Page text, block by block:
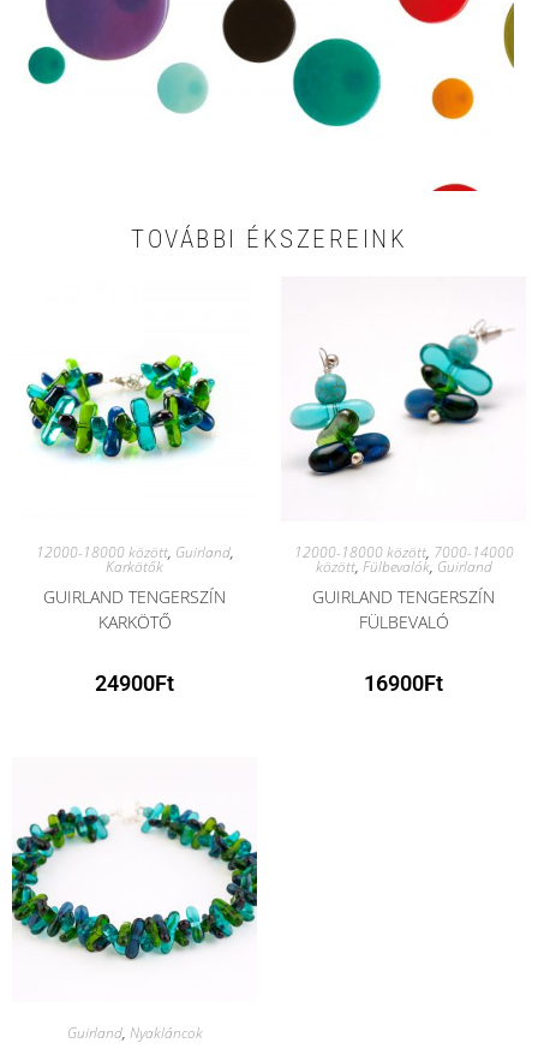
TOVÁBBI ÉKSZEREINK
12000-18000 között, Guirland,
Karkötők
GUIRLAND TENGERSZÍN
KARKÖTŐ
24900Ft
12000-18000 között, 7000-14000
között, Fülbevalók, Guirland
GUIRLAND TENGERSZÍN
FÜLBEVALÓ
16900Ft
Guirland, Nyakláncok